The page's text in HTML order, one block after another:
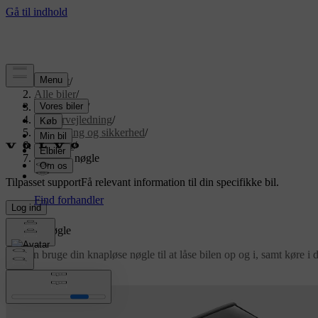
Support/
Alle biler/
EX90 2026 /
Brugervejledning/
Indstigning og sikkerhed/
Nøgler/
Knapløs nøgle
Tilpasset supportFå relevant information til din specifikke bil.
Log ind
Opdateret 30.03.2026
Knapløs nøgle
Du kan bruge din knapløse nøgle til at låse bilen op og i, samt køre i